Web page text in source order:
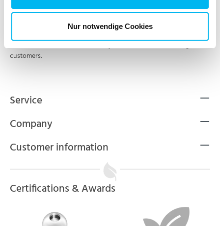
Nur notwendige Cookies
* The newsletter discount can only be redeemed once for registered
customers.
Service
Company
Customer information
Certifications & Awards